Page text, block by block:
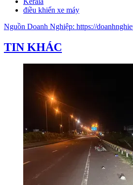
điều khiển xe máy
Nguồn Doanh Nghiệp: https://
TIN KHÁC